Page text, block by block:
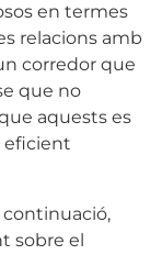
en termes
relacions amb
corredor que
que no
aquests es
eficient
sobre el